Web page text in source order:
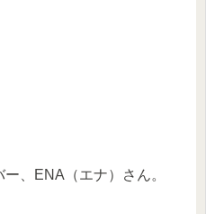
、ENA（エナ）さん。